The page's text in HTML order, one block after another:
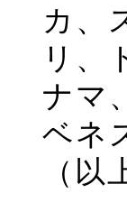
カ、
リ、
ナマ
ベネ
（以